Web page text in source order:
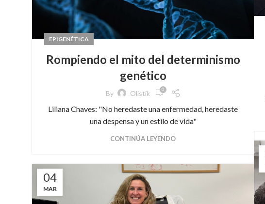
EPIGENÉTICA
Rompiendo el mito del determinismo
genético
By Olistik 0
Liliana Chaves: "No heredaste una enfermedad, heredaste
una despensa y un estilo de vida"
CONTINÚA LEYENDO
04
MAR